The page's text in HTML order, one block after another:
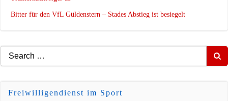
Bitter für den VfL Güldenstern – Stades Abstieg ist besiegelt
Search
for:
Freiwilligendienst im Sport